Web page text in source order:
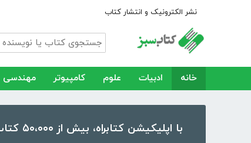
نشر الکترونیک و انتشار کتاب
خانه ادبیات علوم کامپیوتر مهندسی
با اپلیکیشن کتابراه، بیش از ۵۰،۰۰۰ کتاب، کتاب صوتی و رمان را در موبایل و تبلت خود داشته باشید!